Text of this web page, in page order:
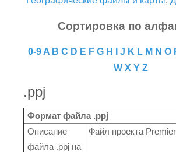
Сортировка по
0-9 A B C D E F G H J K L M N O
W X Y Z
.ppj
Формат файла .ppj
Описание
файла .ppj на
Файл проекта